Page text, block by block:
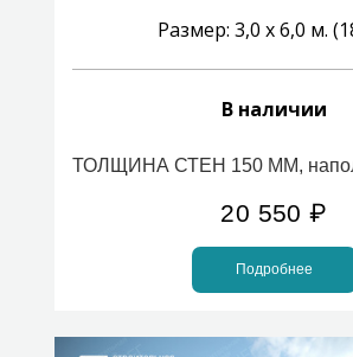
Размер: 3,0 х 6,0 м.
В наличии
20 550 ₽
Подробнее